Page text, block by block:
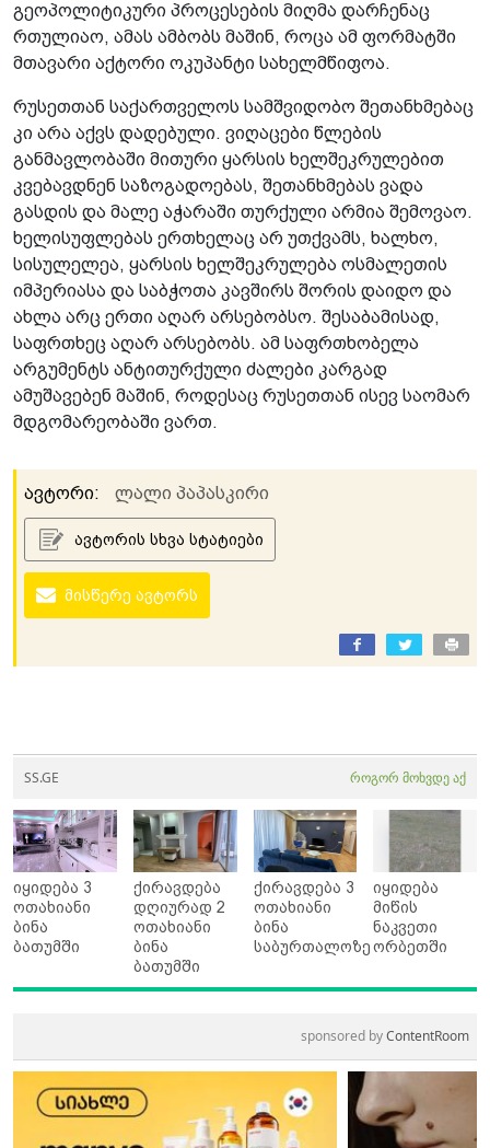
გეოპოლიტიკური პროცესების მიღმა დარჩენაც
რთულიაო, ამას ამბობს მაშინ, როცა ამ ფორმატში
მთავარი აქტორი ოკუპანტი სახელმწიფოა.
რუსეთთან საქართველოს სამშვიდობო შეთანხმებაც
კი არა აქვს დადებული. ვიღაცები წლების
განმავლობაში მითური ყარსის ხელშეკრულებით
კვებავდნენ საზოგადოებას, შეთანხმებას ვადა
გასდის და მალე აჭარაში თურქული არმია შემოვაო.
ხელისუფლებას ერთხელაც არ უთქვამს, ხალხო,
სისულელეა, ყარსის ხელშეკრულება ოსმალეთის
იმპერიასა და საბჭოთა კავშირს შორის დაიდო და
ახლა არც ერთი აღარ არსებობსო. შესაბამისად,
საფრთხეც აღარ არსებობს. ამ საფრთხობელა
არგუმენტს ანტითურქული ძალები კარგად
ამუშავებენ მაშინ, როდესაც რუსეთთან ისევ საომარ
მდგომარეობაში ვართ.
ავტორი: ლალი პაპასკირი
ავტორის სხვა სტატიები
მისწერე ავტორს
SS.GE როგორ მოხვდე აქ
იყიდება 3
ოთახიანი
ბინა
ბათუმში
ქირავდება
დღიურად 2
ოთახიანი
ბინა
ბათუმში
ქირავდება 3
ოთახიანი
ბინა
საბურთალოზე
იყიდება
მიწის
ნაკვეთი
ორბეთში
sponsored byContentRoom